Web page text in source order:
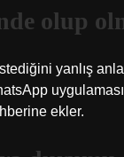
olup
yanlış
ekler.